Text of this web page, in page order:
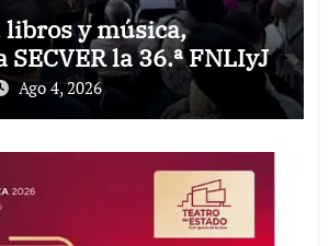
y música,
la 36.ª FNLIyJ
Ago 4, 2026